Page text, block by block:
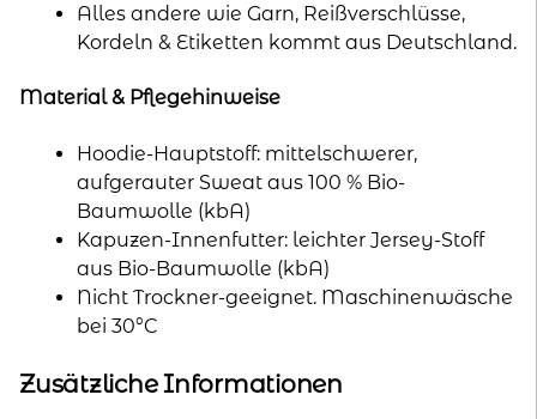
Alles andere wie Garn, Reißverschlüsse,
Kordeln & Etiketten kommt aus Deutschland.
Material & Pflegehinweise
Hoodie-Hauptstoff: mittelschwerer,
aufgerauter Sweat aus 100 % Bio-
Baumwolle (kbA)
Kapuzen-Innenfutter: leichter Jersey-Stoff
aus Bio-Baumwolle (kbA)
Nicht Trockner-geeignet. Maschinenwäsche
bei 30°C
Zusätzliche Informationen